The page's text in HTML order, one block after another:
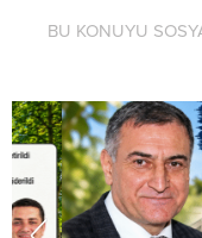
BU KONUYU